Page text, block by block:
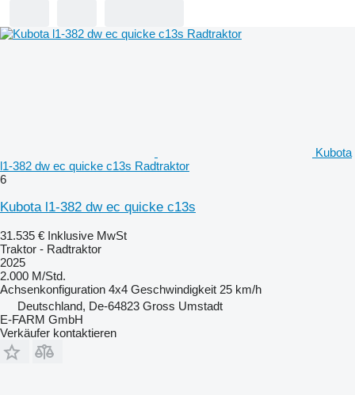
Kubota
l1-382 dw ec quicke c13s Radtraktor
6
Kubota l1-382 dw ec quicke c13s
31.535 € Inklusive MwSt
Traktor - Radtraktor
2025
2.000 M/Std.
Achsenkonfiguration 4x4 Geschwindigkeit 25 km/h
Deutschland, De-64823 Gross Umstadt
E-FARM GmbH
Verkäufer kontaktieren